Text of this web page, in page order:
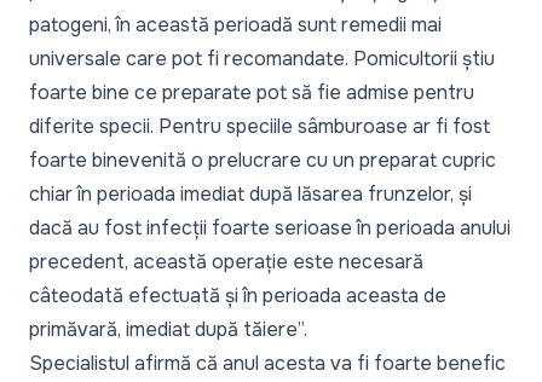
patogeni, în această perioadă sunt remedii mai
universale care pot fi recomandate. Pomicultorii știu
foarte bine ce preparate pot să fie admise pentru
diferite specii. Pentru speciile sâmburoase ar fi fost
foarte binevenită o prelucrare cu un preparat cupric
chiar în perioada imediat după lăsarea frunzelor, și
dacă au fost infecții foarte serioase în perioada anului
precedent, această operație este necesară
câteodată efectuată și în perioada aceasta de
primăvară, imediat după tăiere”.
Specialistul afirmă că anul acesta va fi foarte benefic